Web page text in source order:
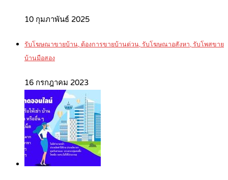
10 กุมภาพันธ์ 2025
รับโฆษณาขายบ้าน, ต้องการขายบ้านด่วน, รับโฆษณาอสังหา, รับโพสขาย
บ้านมือสอง
16 กรกฎาคม 2023